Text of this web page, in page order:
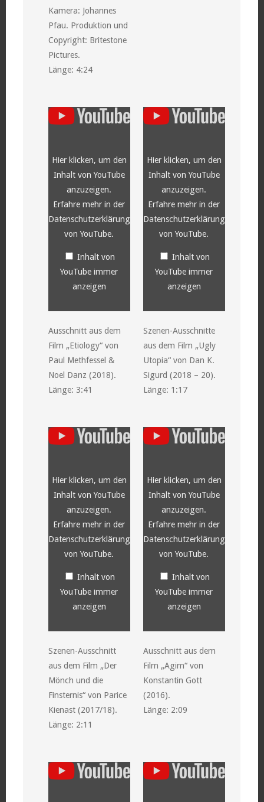
Kamera: Johannes
Pfau. Produktion und
Copyright: Britestone
Pictures.
Länge: 4:24
„YouTube
video
anzeigen
Hier klicken, um den
Inhalt von YouTube
anzuzeigen.
Erfahre mehr in der
Datenschutzerklärung
von YouTube.
Inhalt von
YouTube immer
anzeigen
Ausschnitt aus dem
Film „Etiology“ von
Paul Methfessel &
Noel Danz (2018).
Länge: 3:41
„YouTube
video
anzeigen
Hier klicken, um den
Inhalt von YouTube
anzuzeigen.
Erfahre mehr in der
Datenschutzerklärung
von YouTube.
Inhalt von
YouTube immer
anzeigen
Szenen-Ausschnitte
aus dem Film „Ugly
Utopia“ von Dan K.
Sigurd (2018 – 20).
Länge: 1:17
„YouTube
video
anzeigen
Hier klicken, um den
Inhalt von YouTube
anzuzeigen.
Erfahre mehr in der
Datenschutzerklärung
von YouTube.
Inhalt von
YouTube immer
anzeigen
Szenen-Ausschnitt
aus dem Film „Der
Mönch und die
Finsternis“ von Parice
Kienast (2017/18).
Länge: 2:11
„YouTube
video
anzeigen
Hier klicken, um den
Inhalt von YouTube
anzuzeigen.
Erfahre mehr in der
Datenschutzerklärung
von YouTube.
Inhalt von
YouTube immer
anzeigen
Ausschnitt aus dem
Film „Agim“ von
Konstantin Gott
(2016).
Länge: 2:09
„YouTube
video
„YouTube
video